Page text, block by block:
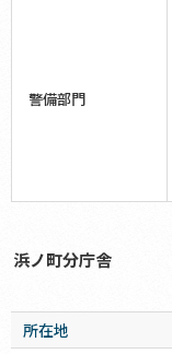
警備部門
浜ノ町分庁舎
所在地